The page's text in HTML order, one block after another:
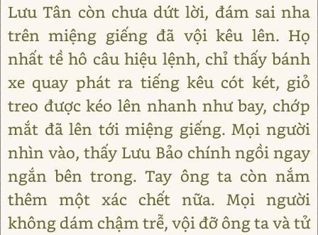
Lưu Tân còn chưa dứt lời, đám sai nha
trên miệng giếng đã vội kêu lên. Họ
nhất tề hô câu hiệu lệnh, chỉ thấy bánh
xe quay phát ra tiếng kêu cót két, giỏ
treo được kéo lên nhanh như bay, chớp
mắt đã lên tới miệng giếng. Mọi người
nhìn vào, thấy Lưu Bảo chính ngồi ngay
ngắn bên trong. Tay ông ta còn nắm
thêm một xác chết nữa. Mọi người
không dám chậm trễ, vội đỡ ông ta và tử